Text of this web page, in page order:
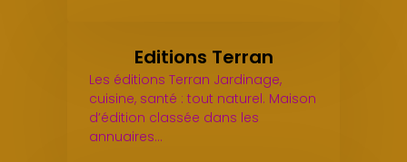
Editions Terran
Les éditions Terran Jardinage,
cuisine, santé : tout naturel. Maison
d’édition classée dans les
annuaires…